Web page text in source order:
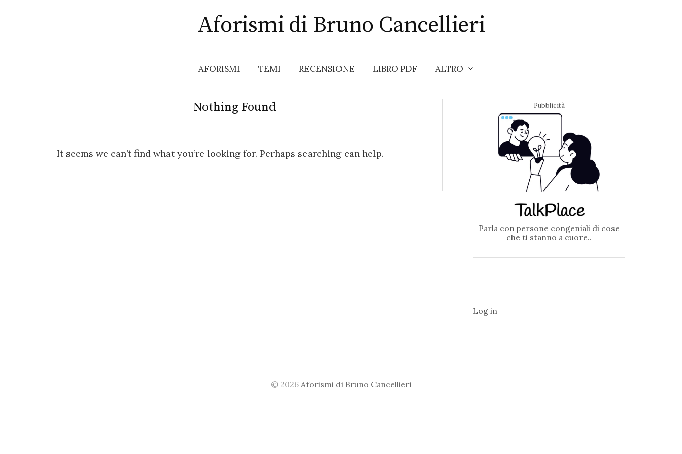
Aforismi di Bruno Cancellieri
AFORISMI TEMI RECENSIONE LIBRO PDF ALTRO
Nothing Found
It seems we can’t find what you’re looking for. Perhaps searching can help.
Pubblicità
Parla con persone congeniali di cose
che ti stanno a cuore..
Log in
© 2026 Aforismi di Bruno Cancellieri